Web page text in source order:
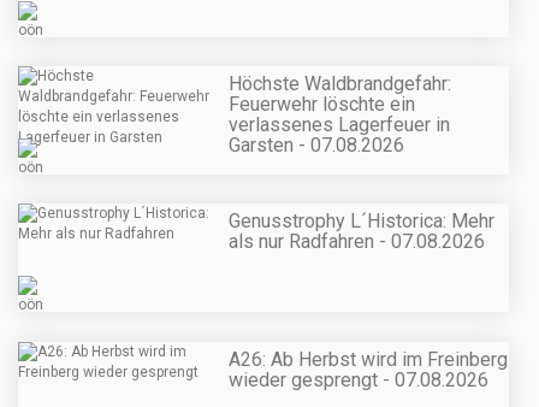
Höchste Waldbrandgefahr:
Feuerwehr löschte ein
verlassenes Lagerfeuer in
Garsten - 07.08.2026
Genusstrophy L´Historica: Mehr
als nur Radfahren - 07.08.2026
A26: Ab Herbst wird im Freinberg
wieder gesprengt - 07.08.2026